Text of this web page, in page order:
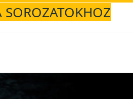
SOROZATOKHOZ